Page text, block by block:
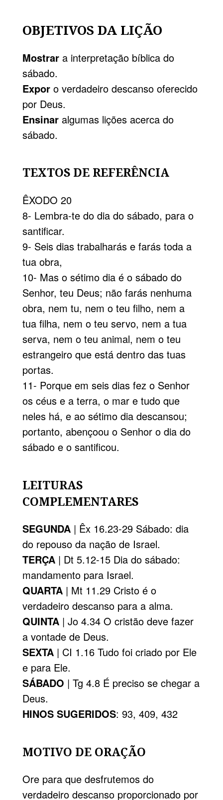
OBJETIVOS DA LIÇÃO
Mostrar a interpretação bíblica do
sábado.
Expor o verdadeiro descanso oferecido
por Deus.
Ensinar algumas lições acerca do
sábado.
TEXTOS DE REFERÊNCIA
ÊXODO 20
8- Lembra-te do dia do sábado, para o
santificar.
9- Seis dias trabalharás e farás toda a
tua obra,
10- Mas o sétimo dia é o sábado do
Senhor, teu Deus; não farás nenhuma
obra, nem tu, nem o teu filho, nem a
tua filha, nem o teu servo, nem a tua
serva, nem o teu animal, nem o teu
estrangeiro que está dentro das tuas
portas.
11- Porque em seis dias fez o Senhor
os céus e a terra, o mar e tudo que
neles há, e ao sétimo dia descansou;
portanto, abençoou o Senhor o dia do
sábado e o santificou.
LEITURAS
COMPLEMENTARES
SEGUNDA | Êx 16.23-29 Sábado: dia
do repouso da nação de Israel.
TERÇA | Dt 5.12-15 Dia do sábado:
mandamento para Israel.
QUARTA | Mt 11.29 Cristo é o
verdadeiro descanso para a alma.
QUINTA| Jo 4.34 O cristão deve fazer
a vontade de Deus.
SEXTA | CI 1.16 Tudo foi criado por Ele
e para Ele.
SÁBADO | Tg 4.8 É preciso se chegar a
Deus.
HINOS SUGERIDOS: 93, 409, 432
MOTIVO DE ORAÇÃO
Ore para que desfrutemos do
verdadeiro descanso proporcionado por